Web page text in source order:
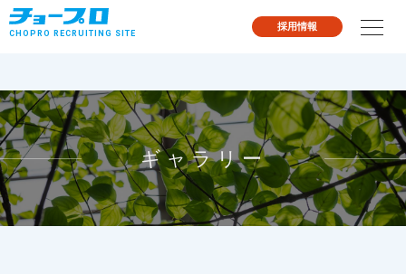
CHOPRO RECRUITING SITE
採用情報
ギャラリー